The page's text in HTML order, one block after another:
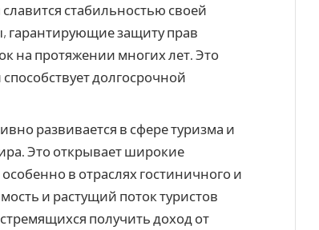
стабильностью своей
гарантирующие защиту прав
на протяжении многих лет. Это
долгосрочной
развивается в сфере туризма и
Это открывает широкие
в отраслях гостиничного и
и растущий поток туристов
получить доход от